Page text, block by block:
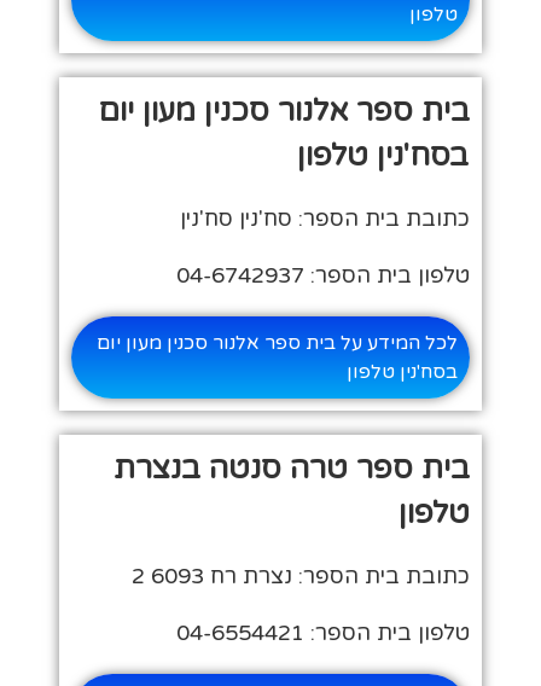
טלפון
בית ספר אלנור סכנין מעון יום
בסח'נין טלפון
כתובת בית הספר: סח'נין סח'נין
טלפון בית הספר: 04-6742937
לכל המידע על בית ספר אלנור סכנין מעון יום
בסח'נין טלפון
בית ספר טרה סנטה בנצרת
טלפון
כתובת בית הספר: נצרת רח 6093 2
טלפון בית הספר: 04-6554421